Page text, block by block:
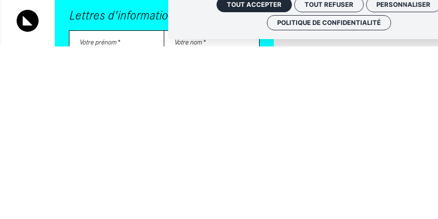
Lettres d'information
TOUT ACCEPTER TOUT REFUSER PERSONNALISER
POLITIQUE DE CONFIDENTIALITÉ